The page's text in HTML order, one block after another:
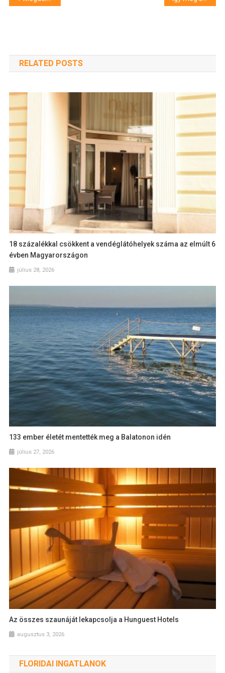
RELATED POSTS
18 százalékkal csökkent a vendéglátóhelyek száma az elmúlt 6
évben Magyarországon
július 28, 2026
133 ember életét mentették meg a Balatonon idén
július 27, 2026
Az összes szaunáját lekapcsolja a Hunguest Hotels
augusztus 3, 2026
FLORIDAI INGATLANOK